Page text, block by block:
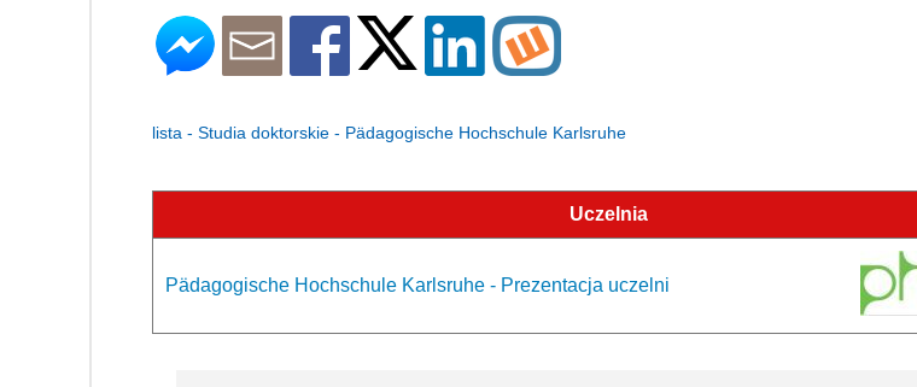
lista - Studia doktorskie - Pädagogische Hochschule Karlsruhe
Uczelnia
Pädagogische Hochschule Karlsruhe - Prezentacja uczelni